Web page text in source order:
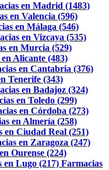
en Madrid (1483)
en Valencia (596)
en Málaga (546)
en Vizcaya (535)
en Murcia (529)
Alicante (483)
en Cantabria (376)
Tenerife (343)
en Badajoz (324)
en Toledo (299)
en Córdoba (273)
en Almería (258)
en Ciudad Real (251)
en Zaragoza (247)
Ourense (224)
en Lugo (217) Farmacias